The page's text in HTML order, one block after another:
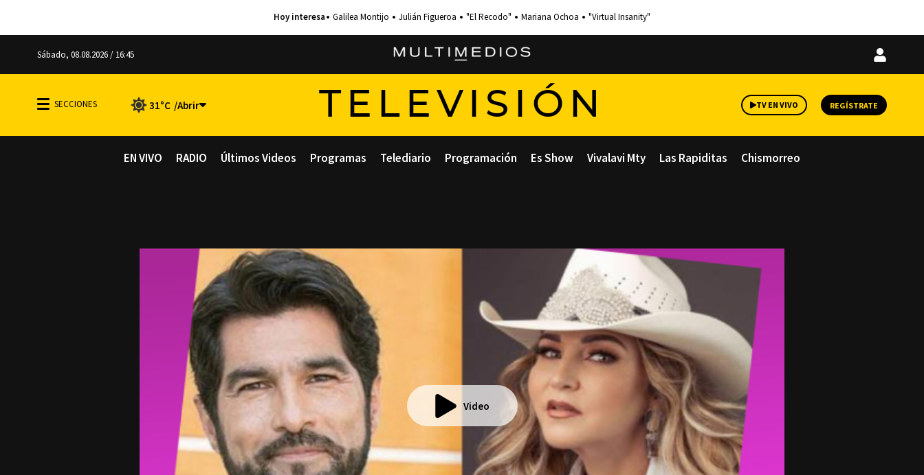
Galilea Montijo Julián Figueroa "El Recodo" Mariana Ochoa "Virtual Insanity"
Sábado, 08.08.2026 / 16:45
Iniciar
31°C TELEVISIÓN TV EN VIVO REGÍSTRATE
EN VIVO RADIO Últimos Videos Programas Telediario Programación Es Show Vivalavi Mty Las Rapiditas Chismorreo
Video